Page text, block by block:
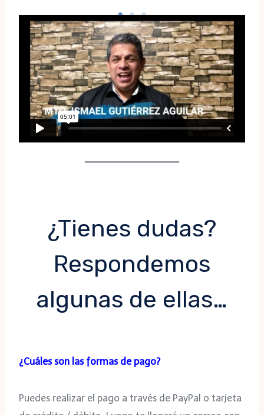
¿Tienes dudas?
Respondemos
algunas de ellas…
¿Cuáles son las formas de pago?
Puedes realizar el pago a través de PayPal o tarjeta